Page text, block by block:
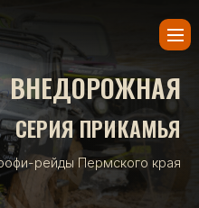
ВНЕДОРОЖНАЯ
СЕРИЯ ПРИКАМЬЯ
рейды Пермского края